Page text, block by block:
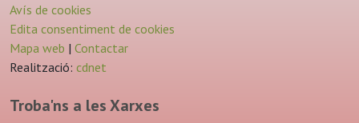
Avís de cookies
Edita consentiment de cookies
Mapa web | Contactar
Realització: cdnet
Troba'ns a les Xarxes